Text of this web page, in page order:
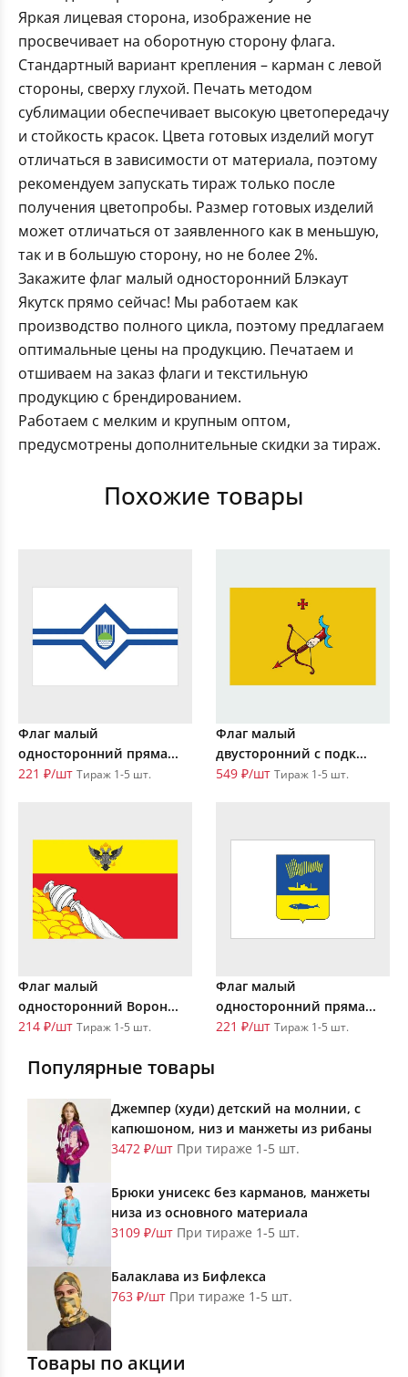
Яркая лицевая сторона, изображение не
просвечивает на оборотную сторону флага.
Стандартный вариант крепления – карман с левой
стороны, сверху глухой. Печать методом
сублимации обеспечивает высокую цветопередачу
и стойкость красок. Цвета готовых изделий могут
отличаться в зависимости от материала, поэтому
рекомендуем запускать тираж только после
получения цветопробы. Размер готовых изделий
может отличаться от заявленного как в меньшую,
так и в большую сторону, но не более 2%.
Закажите флаг малый односторонний Блэкаут
Якутск прямо сейчас! Мы работаем как
производство полного цикла, поэтому предлагаем
оптимальные цены на продукцию. Печатаем и
отшиваем на заказ флаги и текстильную
продукцию с брендированием.
Работаем с мелким и крупным оптом,
предусмотрены дополнительные скидки за тираж.
Похожие товары
Флаг малый
односторонний пряма...
221 ₽/шт Тираж 1-5 шт.
Флаг малый
двусторонний с подк...
549 ₽/шт Тираж 1-5 шт.
Флаг малый
односторонний Ворон...
214 ₽/шт Тираж 1-5 шт.
Флаг малый
односторонний пряма...
221 ₽/шт Тираж 1-5 шт.
Популярные товары
Джемпер (худи) детский на молнии, с
капюшоном, низ и манжеты из рибаны
3472 ₽/шт При тираже 1-5 шт.
Брюки унисекс без карманов, манжеты
низа из основного материала
3109 ₽/шт При тираже 1-5 шт.
Балаклава из Бифлекса
763 ₽/шт При тираже 1-5 шт.
Товары по акции